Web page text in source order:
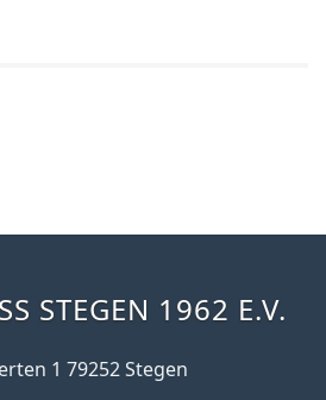
STEGEN 1962 E.V.
1 79252 Stegen